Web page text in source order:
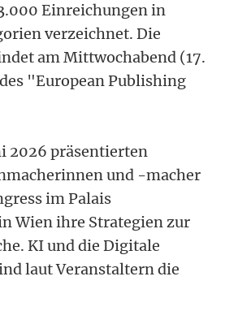
Einreichungen in
verzeichnet. Die
am Mittwochabend (17.
"European Publishing
2026 präsentierten
und -macher
im Palais
Wien ihre Strategien zur
KI und die Digitale
laut Veranstaltern die